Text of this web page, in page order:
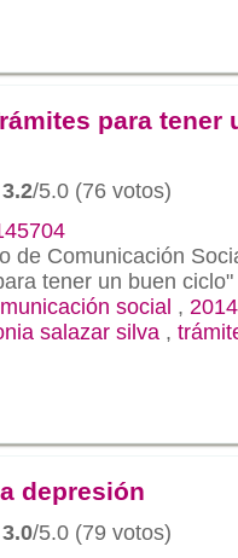
para tener
/5.0 (76 votos)
de Comunicación
tener un buen ciclo"
social ,
salazar silva ,
depresión
/5.0 (79 votos)